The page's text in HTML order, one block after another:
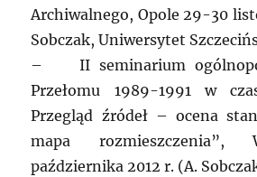
Archiwalnego, Opole 29-30
Sobczak, Uniwersytet
– II seminarium
Przełomu 1989-1991 w
Przegląd źródeł – ocena
mapa rozmieszczenia”,
października 2012 r. (A.